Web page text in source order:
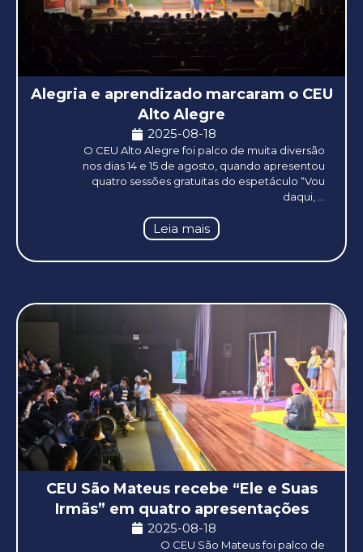
Alegria e aprendizado marcaram o CEU
Alto Alegre
2025-08-18
O CEU Alto Alegre foi palco de muita diversão
nos dias 14 e 15 de agosto, quando apresentou
quatro sessões gratuitas do espetáculo “Vou
daqui, ...
Leia mais
CEU São Mateus recebe “Ele e Suas
Irmãs” em quatro apresentações
2025-08-18
O CEU São Mateus foi palco de